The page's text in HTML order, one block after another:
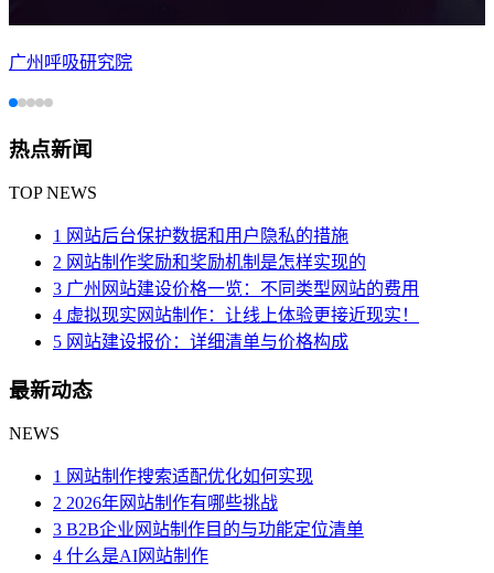
广州呼吸研究院
热点新闻
TOP NEWS
1 网站后台保护数据和用户隐私的措施
2 网站制作奖励和奖励机制是怎样实现的
3 广州网站建设价格一览：不同类型网站的费用
4 虚拟现实网站制作：让线上体验更接近现实！
5 网站建设报价：详细清单与价格构成
最新动态
NEWS
1 网站制作搜索适配优化如何实现
2 2026年网站制作有哪些挑战
3 B2B企业网站制作目的与功能定位清单
4 什么是AI网站制作